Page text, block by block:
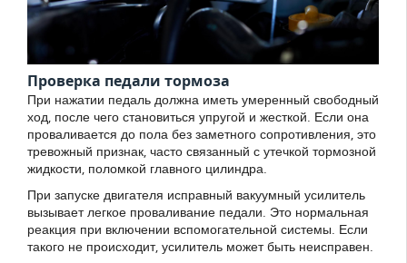
Проверка педали тормоза
При нажатии педаль должна иметь умеренный свободный
ход, после чего становиться упругой и жесткой. Если она
проваливается до пола без заметного сопротивления, это
тревожный признак, часто связанный с утечкой тормозной
жидкости, поломкой главного цилиндра.
При запуске двигателя исправный вакуумный усилитель
вызывает легкое проваливание педали. Это нормальная
реакция при включении вспомогательной системы. Если
такого не происходит, усилитель может быть неисправен.